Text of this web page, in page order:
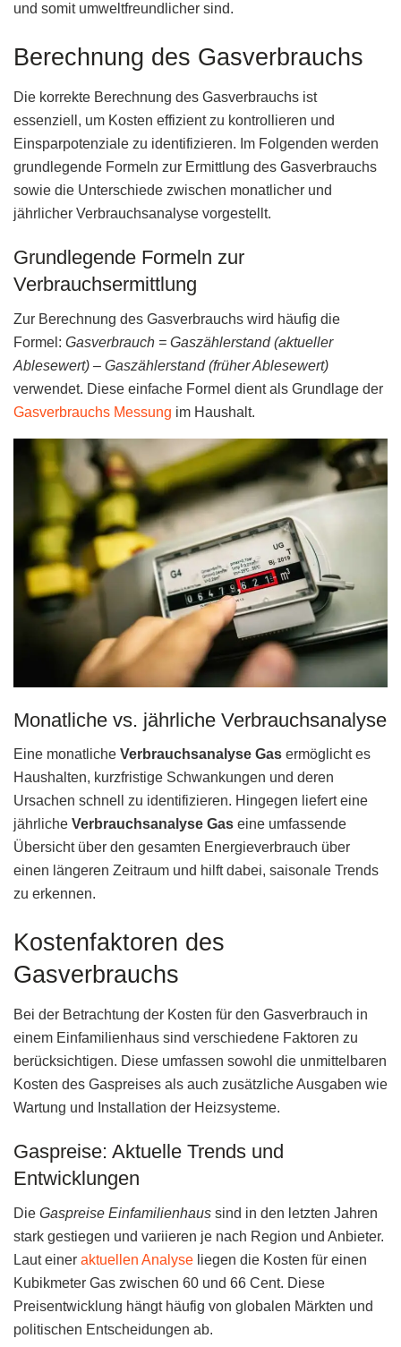
und somit umweltfreundlicher sind.
Berechnung des Gasverbrauchs
Die korrekte Berechnung des Gasverbrauchs ist
essenziell, um Kosten effizient zu kontrollieren und
Einsparpotenziale zu identifizieren. Im Folgenden werden
grundlegende Formeln zur Ermittlung des Gasverbrauchs
sowie die Unterschiede zwischen monatlicher und
jährlicher Verbrauchsanalyse vorgestellt.
Grundlegende Formeln zur
Verbrauchsermittlung
Zur Berechnung des Gasverbrauchs wird häufig die
Formel: Gasverbrauch = Gaszählerstand (aktueller
Ablesewert) – Gaszählerstand (früher Ablesewert)
verwendet. Diese einfache Formel dient als Grundlage der
Gasverbrauchs Messung im Haushalt.
Monatliche vs. jährliche Verbrauchsanalyse
Eine monatliche Verbrauchsanalyse Gas ermöglicht es
Haushalten, kurzfristige Schwankungen und deren
Ursachen schnell zu identifizieren. Hingegen liefert eine
jährliche Verbrauchsanalyse Gas eine umfassende
Übersicht über den gesamten Energieverbrauch über
einen längeren Zeitraum und hilft dabei, saisonale Trends
zu erkennen.
Kostenfaktoren des
Gasverbrauchs
Bei der Betrachtung der Kosten für den Gasverbrauch in
einem Einfamilienhaus sind verschiedene Faktoren zu
berücksichtigen. Diese umfassen sowohl die unmittelbaren
Kosten des Gaspreises als auch zusätzliche Ausgaben wie
Wartung und Installation der Heizsysteme.
Gaspreise: Aktuelle Trends und
Entwicklungen
Die Gaspreise Einfamilienhaus sind in den letzten Jahren
stark gestiegen und variieren je nach Region und Anbieter.
Laut einer aktuellen Analyse liegen die Kosten für einen
Kubikmeter Gas zwischen 60 und 66 Cent. Diese
Preisentwicklung hängt häufig von globalen Märkten und
politischen Entscheidungen ab.